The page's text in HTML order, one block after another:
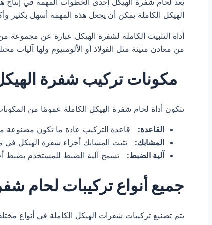
يعد لحام شفرة الهيكل إحدى الخطوات المهمة في إنتاج
الهيكل الكاملة يمكن أن يجعل هذه المهمة أسهل بكثير
أداة التثبيت الكاملة لشفرة الهيكل عبارة عن مجموعة
من معادن متينة مثل الفولاذ أو الألومنيوم ولها آليات
مكونات تركيب شفرة
تتكون أداة لحام شفرة الهيكل الكاملة عمومًا من المكونات
القاعدة: قاعدة التركيب عادة ما تكون مصنوعة
المشابك: تثبت المشابك أجزاء شفرة الهيكل في
آلية الضبط: تسمح آلية الضبط للمستخدم بضبط
جميع أنواع تركيبات لحام
يتم تصنيع تركيبات شفرات الهيكل الكاملة في أنواع